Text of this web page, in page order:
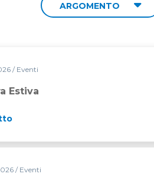
ARGOMENTO
/ Eventi
Estiva
DI COMMERCIO: DAVIDE
/ Eventi